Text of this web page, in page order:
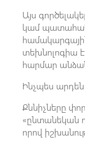
Այս
կամ
տեխնոլոգիա
հարմար
Ինչպես արդեն
Քննիչները
«ընտանեկան
որով